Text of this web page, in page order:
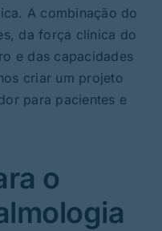
A combinação do
da força clínica do
e das capacidades
criar um projeto
para pacientes e
o